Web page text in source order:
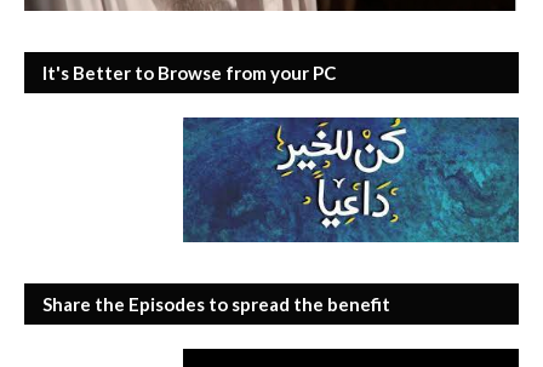
It's Better to Browse from your PC
Share the Episodes to spread the benefit